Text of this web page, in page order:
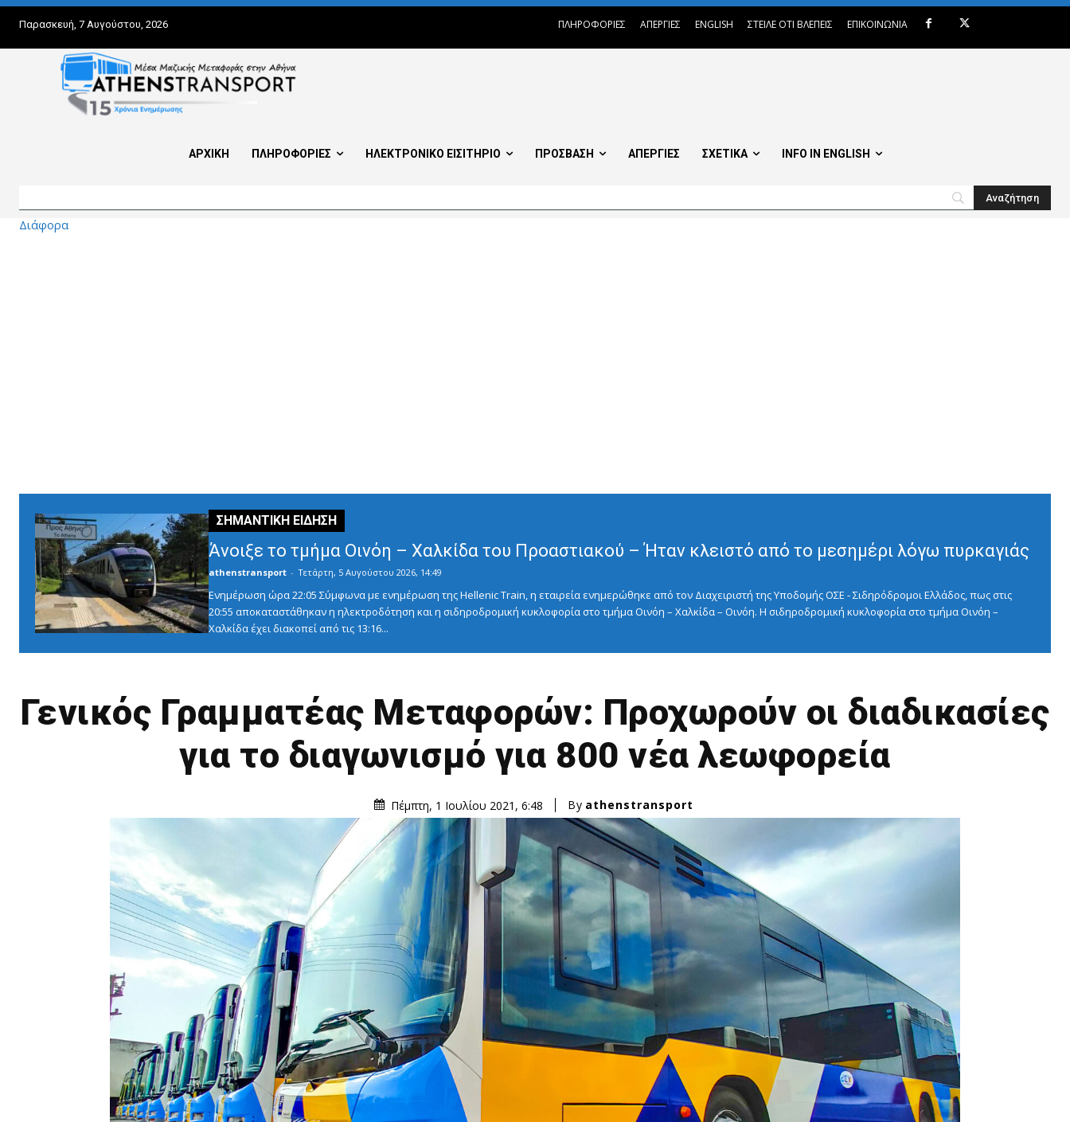
Παρασκευή, 7 Αυγούστου, 2026 ΠΛΗΡΟΦΟΡΙΕΣ ΑΠΕΡΓΙΕΣ ENGLISH ΣΤΕΙΛΕ ΟΤΙ ΒΛΕΠΕΙΣ ΕΠΙΚΟΙΝΩΝΙΑ
ΑΡΧΙΚΗ ΠΛΗΡΟΦΟΡΙΕΣ ΗΛΕΚΤΡΟΝΙΚΟ ΕΙΣΙΤΗΡΙΟ ΠΡΟΣΒΑΣΗ ΑΠΕΡΓΙΕΣ ΣΧΕΤΙΚΑ INFO IN ENGLISH
Διάφορα
Άνοιξε το τμήμα Οινόη – Χαλκίδα του Προαστιακού – Ήταν κλειστό από το μεσημέρι λόγω πυρκαγιάς
athenstransport - Τετάρτη, 5 Αυγούστου 2026, 14:49
Ενημέρωση ώρα 22:05 Σύμφωνα με ενημέρωση της Hellenic Train, η εταιρεία ενημερώθηκε από τον Διαχειριστή της Υποδομής ΟΣΕ - Σιδηρόδρομοι Ελλάδος, πως στις
20:55 αποκαταστάθηκαν η ηλεκτροδότηση και η σιδηροδρομική κυκλοφορία στο τμήμα Οινόη – Χαλκίδα – Οινόη. Η σιδηροδρομική κυκλοφορία στο τμήμα Οινόη –
Χαλκίδα έχει διακοπεί από τις 13:16...
Γενικός Γραμματέας Μεταφορών: Προχωρούν οι διαδικασίες
για το διαγωνισμό για 800 νέα λεωφορεία
Πέμπτη, 1 Ιουλίου 2021, 6:48 By athenstransport